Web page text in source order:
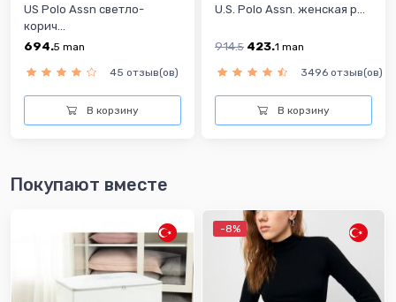
US Polo Assn светло-
корич...
694.5 man
45 отзыв(ов)
В корзину
U.S. Polo Assn. женская р...
914.5 423.1 man
3496 отзыв(ов)
В корзину
Покупают вместе
-8%